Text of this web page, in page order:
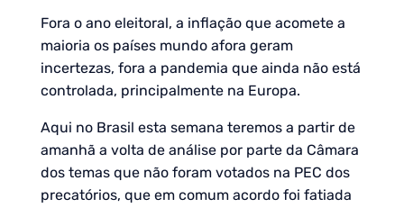
Fora o ano eleitoral, a inflação que acomete a
maioria os países mundo afora geram
incertezas, fora a pandemia que ainda não está
controlada, principalmente na Europa.
Aqui no Brasil esta semana teremos a partir de
amanhã a volta de análise por parte da Câmara
dos temas que não foram votados na PEC dos
precatórios, que em comum acordo foi fatiada